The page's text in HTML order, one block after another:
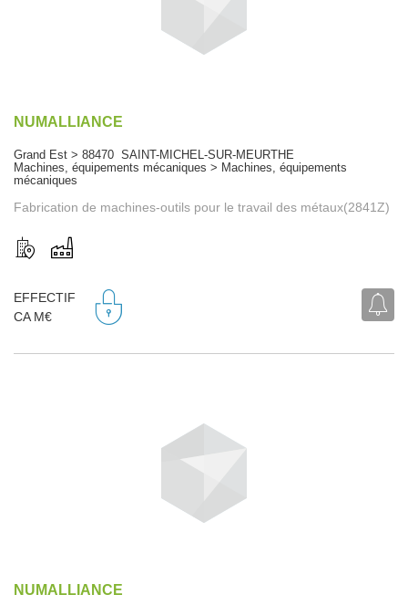
NUMALLIANCE
Grand Est > 88470 SAINT-MICHEL-SUR-MEURTHE
Machines, équipements mécaniques > Machines, équipements
mécaniques
Fabrication de machines-outils pour le travail des métaux(2841Z)
EFFECTIF
CA M€
NUMALLIANCE